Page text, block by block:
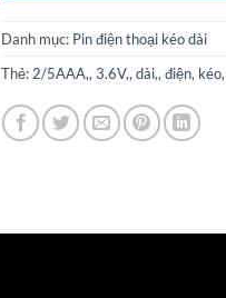
Danh mục: Pin điện thoại kéo dài
Thẻ:2/5AAA,,3.6V,,dài,,điện, kéo,